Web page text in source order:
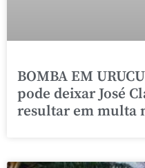
BOMBA EM
pode deixar José
resultar em multa